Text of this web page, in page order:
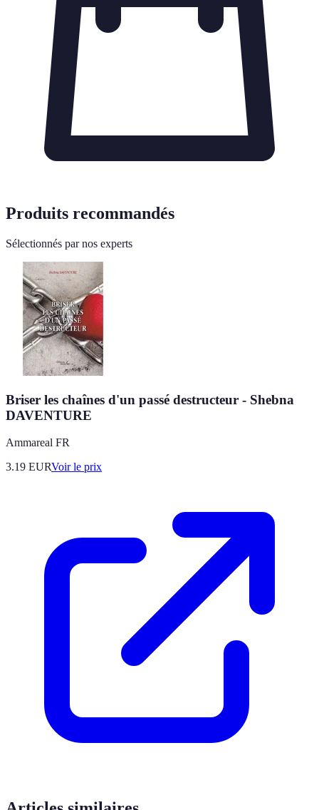
Produits recommandés
Sélectionnés par nos experts
Briser les chaînes d'un passé destructeur - Shebna
DAVENTURE
Ammareal FR
3.19 EURVoir le prix